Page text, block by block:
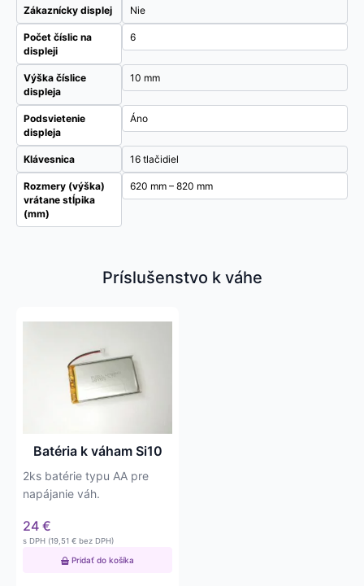
Zákaznícky displej Nie
Počet číslic na
displeji
6
Výška číslice
displeja
10 mm
Podsvietenie
displeja
Áno
Klávesnica 16 tlačidiel
Rozmery (výška)
vrátane stĺpika
(mm)
620 mm – 820 mm
Príslušenstvo k váhe
Batéria k váham Si10
2ks batérie typu AA pre
napájanie váh.
24 €
s DPH (19,51 € bez DPH)
Pridať do košíka